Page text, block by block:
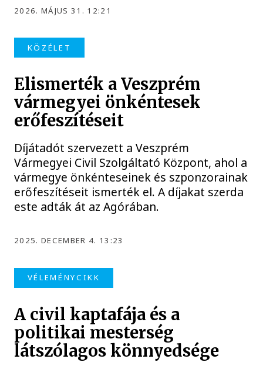
2026. MÁJUS 31. 12:21
KÖZÉLET
Elismerték a Veszprém
vármegyei önkéntesek
erőfeszítéseit
Díjátadót szervezett a Veszprém
Vármegyei Civil Szolgáltató Központ, ahol a
vármegye önkénteseinek és szponzorainak
erőfeszítéseit ismerték el. A díjakat szerda
este adták át az Agórában.
2025. DECEMBER 4. 13:23
VÉLEMÉNYCIKK
A civil kaptafája és a
politikai mesterség
látszólagos könnyedsége